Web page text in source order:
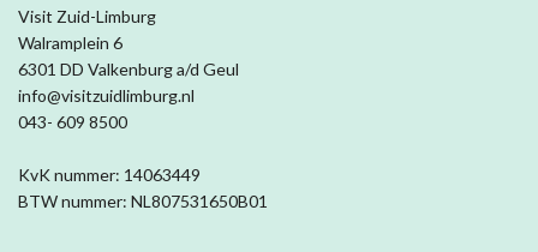
Visit Zuid-Limburg
Walramplein 6
6301 DD Valkenburg a/d Geul
info@visitzuidlimburg.nl
043- 609 8500
KvK nummer: 14063449
BTW nummer: NL807531650B01